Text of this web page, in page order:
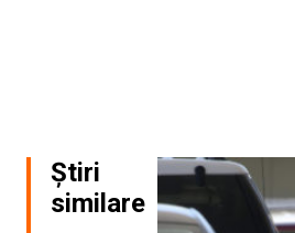
Știri
similare